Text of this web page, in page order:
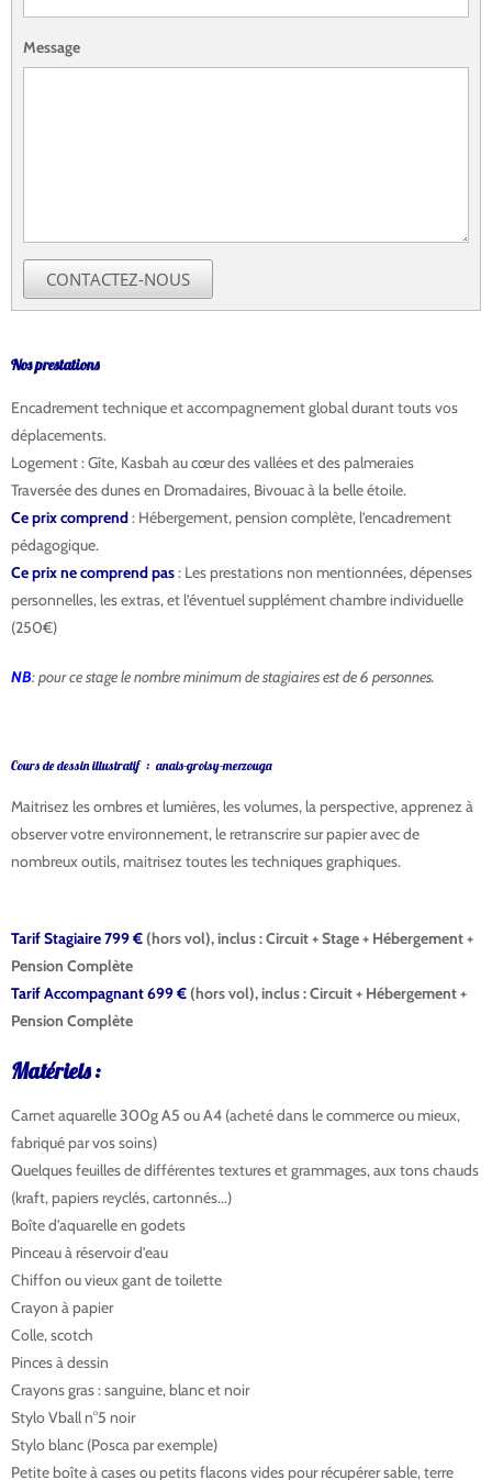
Message
CONTACTEZ-NOUS
Nos prestations
Encadrement technique et accompagnement global durant touts vos
déplacements.
Logement : Gîte, Kasbah au cœur des vallées et des palmeraies
Traversée des dunes en Dromadaires, Bivouac à la belle étoile.
Ce prix comprend: Hébergement, pension complète, l’encadrement
pédagogique.
Ce prix ne comprend pas: Les prestations non mentionnées, dépenses
personnelles, les extras, et l’éventuel supplément chambre individuelle
(250€)
NB: pour ce stage le nombre minimum de stagiaires est de 6 personnes.
Cours de dessin illustratif : anais-groisy-merzouga
Maitrisez les ombres et lumières, les volumes, la perspective, apprenez à
observer votre environnement, le retranscrire sur papier avec de
nombreux outils, maitrisez toutes les techniques graphiques.
Tarif Stagiaire 799 € (hors vol), inclus : Circuit + Stage + Hébergement +
Pension Complète
Tarif Accompagnant 699 € (hors vol), inclus : Circuit + Hébergement +
Pension Complète
Matériels :
Carnet aquarelle 300g A5 ou A4 (acheté dans le commerce ou mieux,
fabriqué par vos soins)
Quelques feuilles de différentes textures et grammages, aux tons chauds
(kraft, papiers reyclés, cartonnés...)
Boîte d'aquarelle en godets
Pinceau à réservoir d'eau
Chiffon ou vieux gant de toilette
Crayon à papier
Colle, scotch
Pinces à dessin
Crayons gras : sanguine, blanc et noir
Stylo Vball n°5 noir
Stylo blanc (Posca par exemple)
Petite boîte à cases ou petits flacons vides pour récupérer sable, terre